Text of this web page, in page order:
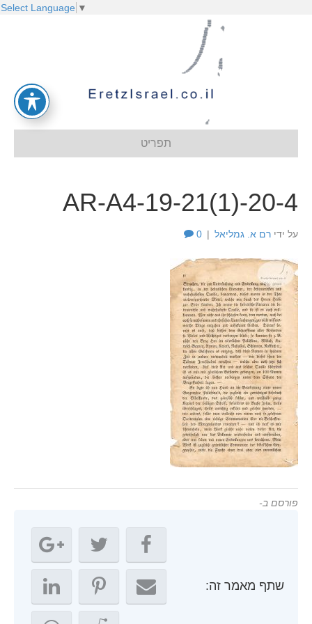
Select Language ▼
תפריט
AR-A4-19-21(1)-20-4
על ידי רם א. גמליאל |
0
פורסם ב-
שתף מאמר זה: